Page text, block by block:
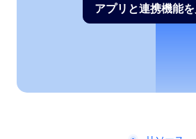
アプリと連携機能
アプリと連携機能